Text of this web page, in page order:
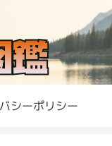
シーポリシー